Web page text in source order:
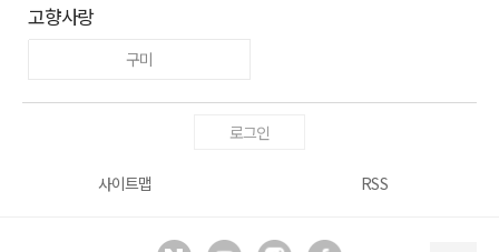
고향사랑
구미
로그인
사이트맵 RSS